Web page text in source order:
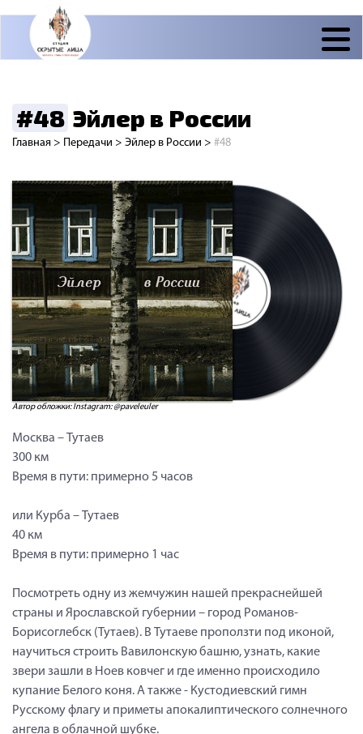
#48 Эйлер в России
Главная > Передачи > Эйлер в России > #48
Автор обложки: Instagram: @paveleuler
Москва – Тутаев
300 км
Время в пути: примерно 5 часов
или Курба – Тутаев
40 км
Время в пути: примерно 1 час
Посмотреть одну из жемчужин нашей прекраснейшей
страны и Ярославской губернии – город Романов-
Борисоглебск (Тутаев). В Тутаеве проползти под иконой,
научиться строить Вавилонскую башню, узнать, какие
звери зашли в Ноев ковчег и где именно происходило
купание Белого коня. А также - Кустодиевский гимн
Русскому флагу и приметы апокалиптического солнечного
ангела в облачной шубке.